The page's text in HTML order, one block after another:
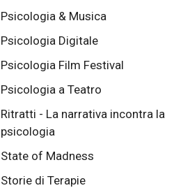
Psicologia & Musica
Psicologia Digitale
Psicologia Film Festival
Psicologia a Teatro
Ritratti - La narrativa incontra la
psicologia
State of Madness
Storie di Terapie